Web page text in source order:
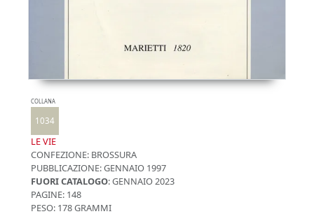
COLLANA
1034
LE VIE
CONFEZIONE: BROSSURA
PUBBLICAZIONE:GENNAIO 1997
FUORI CATALOGO: GENNAIO 2023
PAGINE: 148
PESO: 178 GRAMMI